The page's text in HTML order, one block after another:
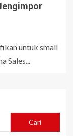
untuk small
Sales...
Cari